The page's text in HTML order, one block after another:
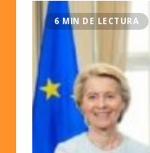
6 MIN DE LECTURA